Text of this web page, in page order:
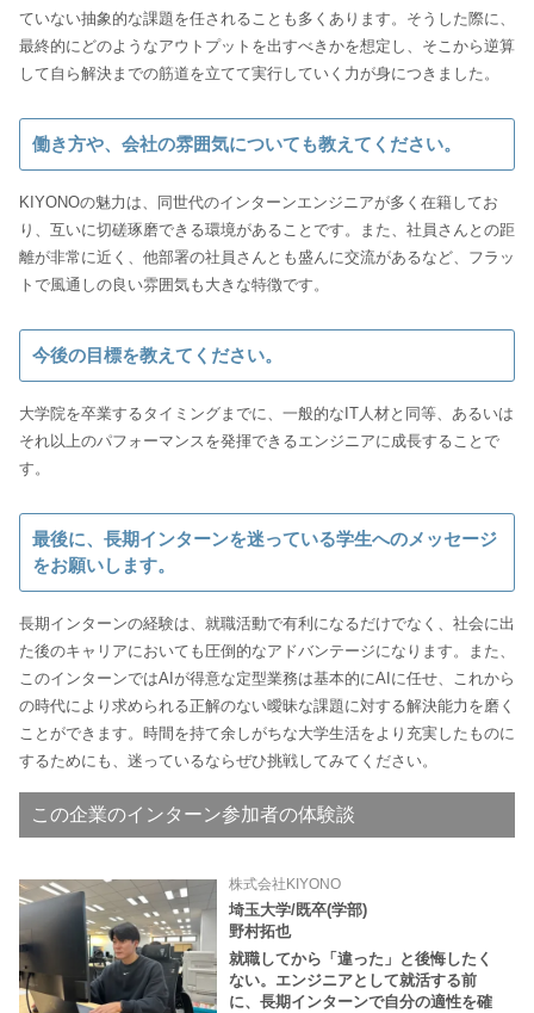
ていない抽象的な課題を任されることも多くあります。そうした際に、
最終的にどのようなアウトプットを出すべきかを想定し、そこから逆算
して自ら解決までの筋道を立てて実行していく力が身につきました。
働き方や、会社の雰囲気についても教えてください。
KIYONOの魅力は、同世代のインターンエンジニアが多く在籍してお
り、互いに切磋琢磨できる環境があることです。また、社員さんとの距
離が非常に近く、他部署の社員さんとも盛んに交流があるなど、フラッ
トで風通しの良い雰囲気も大きな特徴です。
今後の目標を教えてください。
大学院を卒業するタイミングまでに、一般的なIT人材と同等、あるいは
それ以上のパフォーマンスを発揮できるエンジニアに成長することで
す。
最後に、長期インターンを迷っている学生へのメッセージ
をお願いします。
長期インターンの経験は、就職活動で有利になるだけでなく、社会に出
た後のキャリアにおいても圧倒的なアドバンテージになります。また、
このインターンではAIが得意な定型業務は基本的にAIに任せ、これから
の時代により求められる正解のない曖昧な課題に対する解決能力を磨く
ことができます。時間を持て余しがちな大学生活をより充実したものに
するためにも、迷っているならぜひ挑戦してみてください。
この企業のインターン参加者の体験談
株式会社KIYONO
埼玉大学/既卒(学部)
野村拓也
就職してから「違った」と後悔したく
ない。エンジニアとして就活する前
に、長期インターンで自分の適性を確